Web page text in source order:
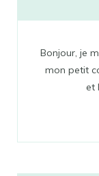
Bonjour, je
mon petit
et